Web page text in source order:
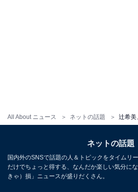
All About ニュース ネットの話題
ネットの話題
国内外のSNSで話題の人＆トピックをタイムリ
だけでちょっと得する、なんだか楽しい気分に
きゃ）損」ニュースが盛りだくさん。